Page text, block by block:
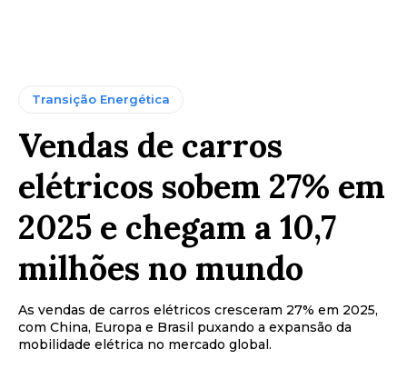
Transição Energética
Vendas de carros
elétricos sobem 27% em
2025 e chegam a 10,7
milhões no mundo
As vendas de carros elétricos cresceram 27% em 2025,
com China, Europa e Brasil puxando a expansão da
mobilidade elétrica no mercado global.